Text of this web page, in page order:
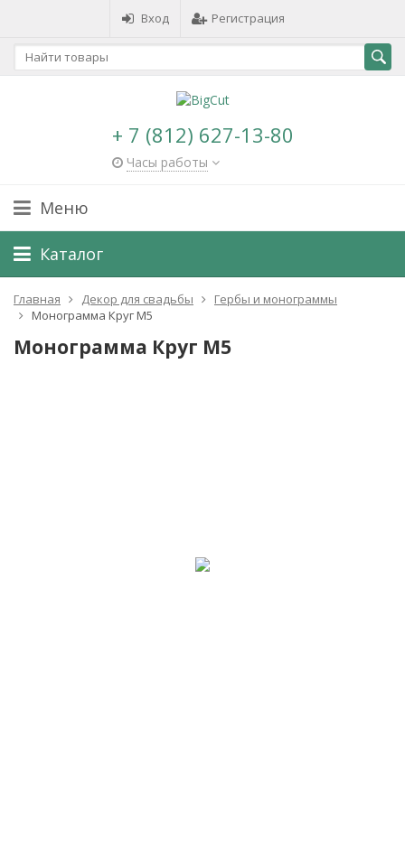
Вход Регистрация
+ 7 (812) 627-13-80
Часы работы
Меню
Каталог
Главная Декор для свадьбы
Гербы и монограммы
Монограмма Круг М5
Монограмма Круг М5